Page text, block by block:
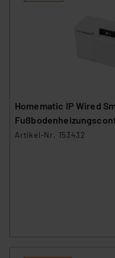
Homematic IP Wired
FAL24-C10
Artikel-Nr. 153432